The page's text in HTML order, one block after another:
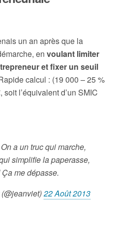
un an après que la
en voulant limiter
et fixer un seuil
calcul : (19 000 – 25 %
l’équivalent d’un SMIC
a un truc qui marche,
simplifie la paperasse,
me dépasse.
22 Août 2013